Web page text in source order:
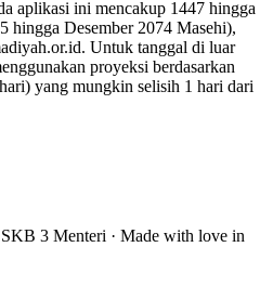
aplikasi ini mencakup 1447 hingga
hingga Desember 2074 Masehi),
Untuk tanggal di luar
proyeksi berdasarkan
yang mungkin selisih 1 hari dari
3 Menteri · Made with love in